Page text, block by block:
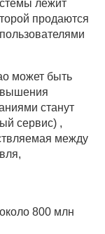
лежит
продаются
может быть
станут
сервис) ,
между
800 млн